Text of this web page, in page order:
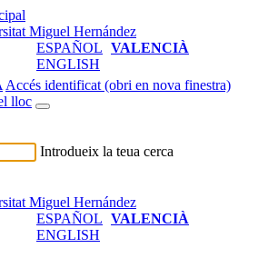
ESPAÑOL VALENCIÀ
ENGLISH
Accés identificat (obri en nova finestra)
lloc
Introdueix la teua cerca
ESPAÑOL VALENCIÀ
ENGLISH